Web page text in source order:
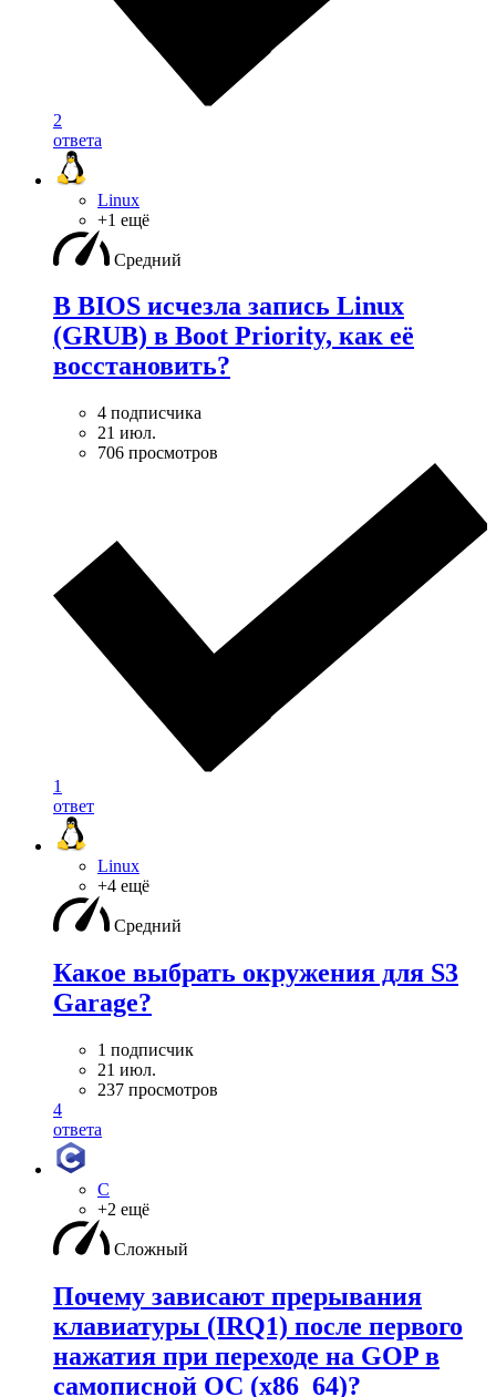
2
ответа
Linux
+1 ещё
Средний
В BIOS исчезла запись Linux
(GRUB) в Boot Priority, как её
восстановить?
4 подписчика
21 июл.
706 просмотров
1
ответ
Linux
+4 ещё
Средний
Какое выбрать окружения для S3
Garage?
1 подписчик
21 июл.
237 просмотров
4
ответа
C
+2 ещё
Сложный
Почему зависают прерывания
клавиатуры (IRQ1) после первого
нажатия при переходе на GOP в
самописной ОС (x86_64)?